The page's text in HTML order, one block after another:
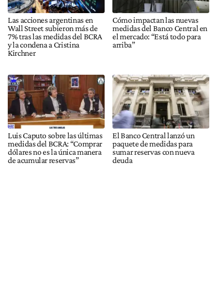
Las acciones argentinas en
Wall Street subieron más de
7% tras las medidas del BCRA
y la condena a Cristina
Kirchner
Cómo impactan las nuevas
medidas del Banco Central en
el mercado: “Está todo para
arriba”
Luis Caputo sobre las últimas
medidas del BCRA: “Comprar
dólares no es la única manera
de acumular reservas”
El Banco Central lanzó un
paquete de medidas para
sumar reservas con nueva
deuda